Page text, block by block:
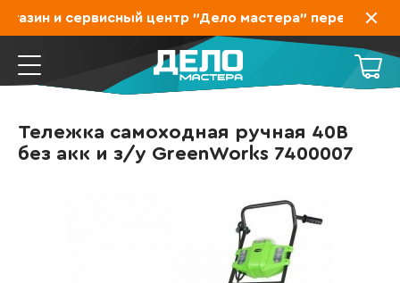
и сервисный центр "Дело мастера" переехал на
Тележка самоходная ручная 40В
без акк и з/у GreenWorks 7400007